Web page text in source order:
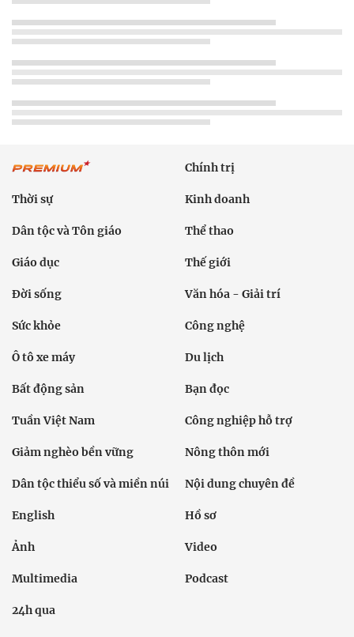
Chính trị
Thời sự Kinh doanh
Dân tộc và Tôn giáo Thể thao
Giáo dục Thế giới
Đời sống Văn hóa - Giải trí
Sức khỏe Công nghệ
Ô tô xe máy Du lịch
Bất động sản Bạn đọc
Tuần Việt Nam Công nghiệp hỗ trợ
Giảm nghèo bền vững Nông thôn mới
Dân tộc thiểu số và miền núi Nội dung chuyên đề
English Hồ sơ
Ảnh Video
Multimedia Podcast
24h qua